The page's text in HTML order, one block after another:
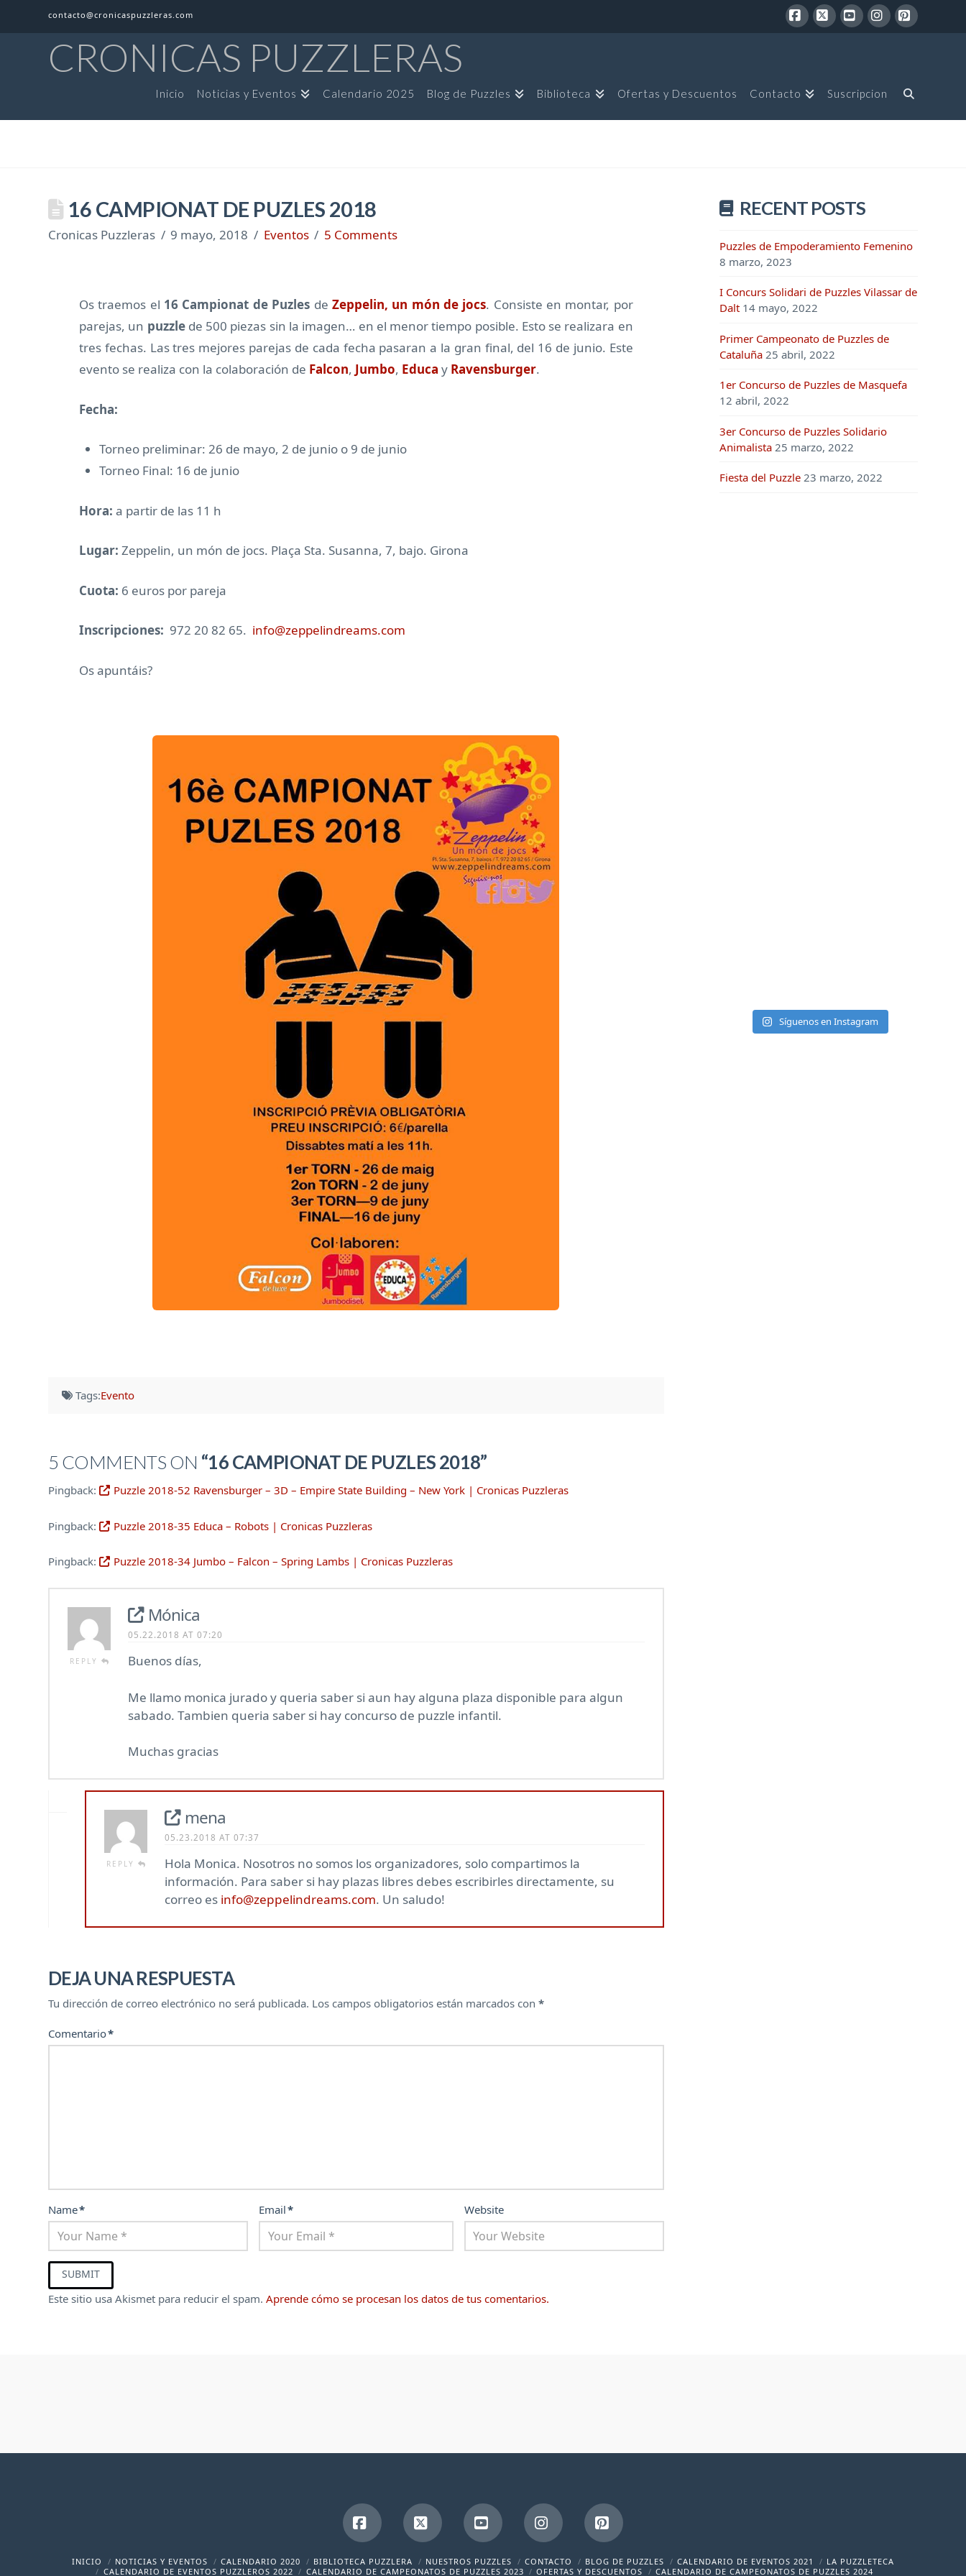
contacto@cronicaspuzzleras.com
CRONICAS PUZZLERAS
Inicio Noticias y Eventos Calendario 2025 Blog de Puzzles Biblioteca Ofertas y Descuentos Contacto Suscripcion
16 CAMPIONAT DE PUZLES 2018
Cronicas Puzzleras 9 mayo, 2018 Eventos 5 Comments
Os traemos el 16 Campionat de Puzles de Zeppelin, un món de jocs. Consiste en montar, por
parejas, un puzzlede 500 piezas sin la imagen… en el menor tiempo posible. Esto se realizara en
tres fechas. Las tres mejores parejas de cada fecha pasaran a la gran final, del 16 de junio. Este
evento se realiza con la colaboración de Falcon, Jumbo, Educa y Ravensburger.
Fecha:
Torneo preliminar: 26 de mayo, 2 de junio o 9 de junio
Torneo Final: 16 de junio
Hora: a partir de las 11 h
Lugar: Zeppelin, un món de jocs. Plaça Sta. Susanna, 7, bajo. Girona
Cuota: 6 euros por pareja
Inscripciones: 972 20 82 65. info@zeppelindreams.com
Os apuntáis?
Tags:Evento
5 COMMENTS ON “16 CAMPIONAT DE PUZLES 2018”
Pingback: Puzzle 2018-52 Ravensburger – 3D – Empire State Building – New York | Cronicas Puzzleras
Pingback: Puzzle 2018-35 Educa – Robots | Cronicas Puzzleras
Pingback: Puzzle 2018-34 Jumbo – Falcon – Spring Lambs | Cronicas Puzzleras
REPLY
Mónica
05.22.2018 AT 07:20
Buenos días,
Me llamo monica jurado y queria saber si aun hay alguna plaza disponible para algun
sabado. Tambien queria saber si hay concurso de puzzle infantil.
Muchas gracias
REPLY
mena
05.23.2018 AT 07:37
Hola Monica. Nosotros no somos los organizadores, solo compartimos la
información. Para saber si hay plazas libres debes escribirles directamente, su
correo es info@zeppelindreams.com. Un saludo!
DEJA UNA RESPUESTA
Tu dirección de correo electrónico no será publicada. Los campos obligatorios están marcados con*
Comentario*
Name* Email* Website
Este sitio usa Akismet para reducir el spam.Aprende cómo se procesan los datos de tus comentarios.
RECENT POSTS
Puzzles de Empoderamiento Femenino
8 marzo, 2023
I Concurs Solidari de Puzzles Vilassar de
Dalt 14 mayo, 2022
Primer Campeonato de Puzzles de
Cataluña 25 abril, 2022
1er Concurso de Puzzles de Masquefa
12 abril, 2022
3er Concurso de Puzzles Solidario
Animalista 25 marzo, 2022
Fiesta del Puzzle 23 marzo, 2022
Síguenos en Instagram
FacebookX YouTubeInstagramPinterest
INICIO NOTICIAS Y EVENTOS CALENDARIO 2020 BIBLIOTECA PUZZLERA NUESTROS PUZZLES CONTACTO BLOG DE PUZZLES CALENDARIO DE EVENTOS 2021
LA PUZZLETECA
CALENDARIO DE EVENTOS PUZZLEROS 2022
CALENDARIO DE CAMPEONATOS DE PUZZLES 2023 OFERTAS Y DESCUENTOS CALENDARIO DE CAMPEONATOS DE PUZZLES 2024